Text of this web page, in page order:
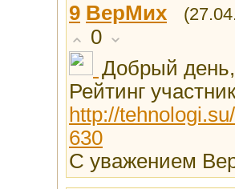
9 ВерМих
0
Добрый день,
Рейтинг
http://
630
С уважением